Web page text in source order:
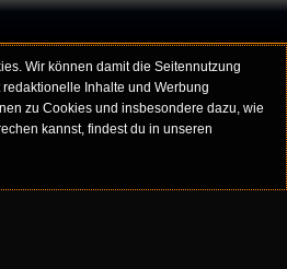
Wir können damit die Seitennutzung
Inhalte und Werbung
zu Cookies und insbesondere dazu, wie
kannst, findest du in unseren